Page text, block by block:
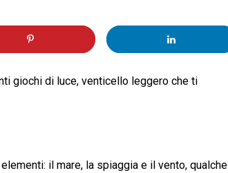
giochi di luce, venticello leggero che ti
il mare, la spiaggia e il vento, qualche